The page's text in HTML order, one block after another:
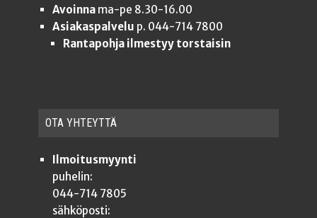
Avoinnama-pe 8.30-16.00
Asiakaspalvelu p. 044-714 7800
Rantapohja ilmestyy torstaisin
OTA YHTEYT­TÄ
Ilmoitusmyynti
puhelin:
044-714 7805
sähköposti: